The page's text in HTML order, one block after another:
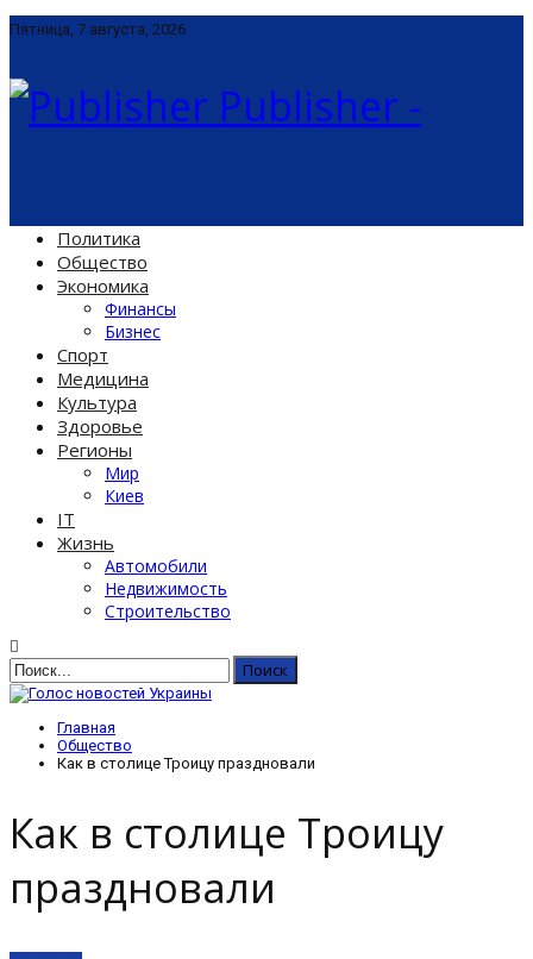
Пятница, 7 августа, 2026
Publisher -
Политика
Общество
Экономика
Финансы
Бизнес
Спорт
Медицина
Культура
Здоровье
Регионы
Мир
Киев
IT
Жизнь
Автомобили
Недвижимость
Строительство
Главная
Общество
Как в столице Троицу праздновали
Как в столице Троицу
праздновали